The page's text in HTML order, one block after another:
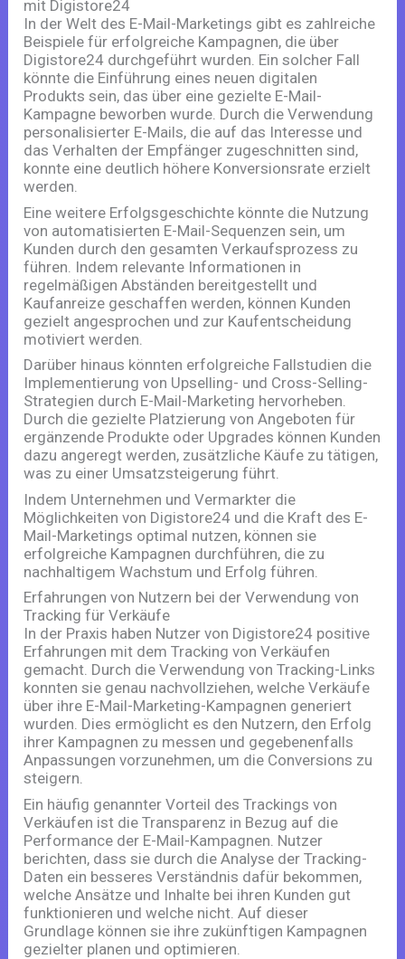
mit Digistore24
In der Welt des E-Mail-Marketings gibt es zahlreiche
Beispiele für erfolgreiche Kampagnen, die über
Digistore24 durchgeführt wurden. Ein solcher Fall
könnte die Einführung eines neuen digitalen
Produkts sein, das über eine gezielte E-Mail-
Kampagne beworben wurde. Durch die Verwendung
personalisierter E-Mails, die auf das Interesse und
das Verhalten der Empfänger zugeschnitten sind,
konnte eine deutlich höhere Konversionsrate erzielt
werden.
Eine weitere Erfolgsgeschichte könnte die Nutzung
von automatisierten E-Mail-Sequenzen sein, um
Kunden durch den gesamten Verkaufsprozess zu
führen. Indem relevante Informationen in
regelmäßigen Abständen bereitgestellt und
Kaufanreize geschaffen werden, können Kunden
gezielt angesprochen und zur Kaufentscheidung
motiviert werden.
Darüber hinaus könnten erfolgreiche Fallstudien die
Implementierung von Upselling- und Cross-Selling-
Strategien durch E-Mail-Marketing hervorheben.
Durch die gezielte Platzierung von Angeboten für
ergänzende Produkte oder Upgrades können Kunden
dazu angeregt werden, zusätzliche Käufe zu tätigen,
was zu einer Umsatzsteigerung führt.
Indem Unternehmen und Vermarkter die
Möglichkeiten von Digistore24 und die Kraft des E-
Mail-Marketings optimal nutzen, können sie
erfolgreiche Kampagnen durchführen, die zu
nachhaltigem Wachstum und Erfolg führen.
Erfahrungen von Nutzern bei der Verwendung von
Tracking für Verkäufe
In der Praxis haben Nutzer von Digistore24 positive
Erfahrungen mit dem Tracking von Verkäufen
gemacht. Durch die Verwendung von Tracking-Links
konnten sie genau nachvollziehen, welche Verkäufe
über ihre E-Mail-Marketing-Kampagnen generiert
wurden. Dies ermöglicht es den Nutzern, den Erfolg
ihrer Kampagnen zu messen und gegebenenfalls
Anpassungen vorzunehmen, um die Conversions zu
steigern.
Ein häufig genannter Vorteil des Trackings von
Verkäufen ist die Transparenz in Bezug auf die
Performance der E-Mail-Kampagnen. Nutzer
berichten, dass sie durch die Analyse der Tracking-
Daten ein besseres Verständnis dafür bekommen,
welche Ansätze und Inhalte bei ihren Kunden gut
funktionieren und welche nicht. Auf dieser
Grundlage können sie ihre zukünftigen Kampagnen
gezielter planen und optimieren.